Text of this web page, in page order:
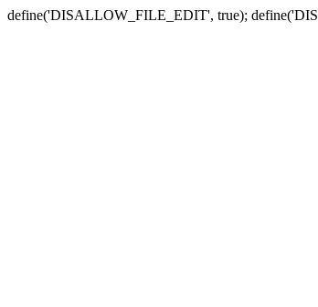
define('DISALLOW_FILE_EDIT', true);